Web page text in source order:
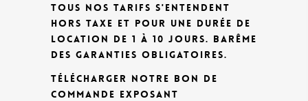
TOUS NOS TARIFS S'ENTENDENT
HORS TAXE ET POUR UNE DURÉE DE
LOCATION DE 1 À 10 JOURS. BARÊME
DES GARANTIES OBLIGATOIRES.
TÉLÉCHARGER NOTRE BON DE
COMMANDE EXPOSANT